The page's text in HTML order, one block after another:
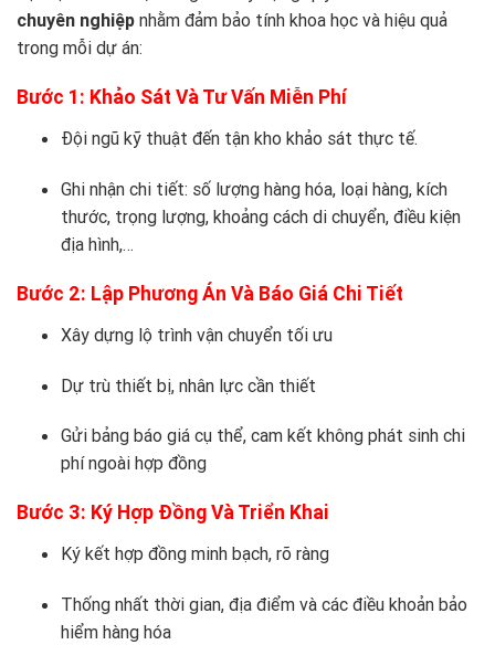
chuyên nghiệp nhằm đảm bảo tính khoa học và hiệu quả
trong mỗi dự án:
Bước 1: Khảo Sát Và Tư Vấn Miễn Phí
Đội ngũ kỹ thuật đến tận kho khảo sát thực tế.
Ghi nhận chi tiết: số lượng hàng hóa, loại hàng, kích
thước, trọng lượng, khoảng cách di chuyển, điều kiện
địa hình,…
Bước 2: Lập Phương Án Và Báo Giá Chi Tiết
Xây dựng lộ trình vận chuyển tối ưu
Dự trù thiết bị, nhân lực cần thiết
Gửi bảng báo giá cụ thể, cam kết không phát sinh chi
phí ngoài hợp đồng
Bước 3: Ký Hợp Đồng Và Triển Khai
Ký kết hợp đồng minh bạch, rõ ràng
Thống nhất thời gian, địa điểm và các điều khoản bảo
hiểm hàng hóa